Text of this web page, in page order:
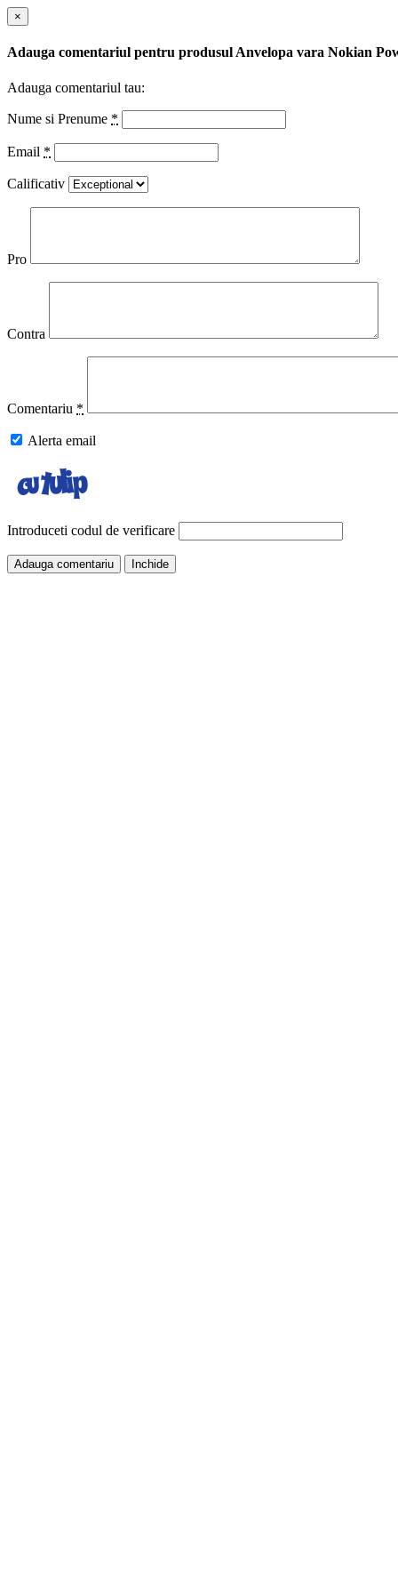
×
Adauga comentariul pentru produsul Anvelopa vara Nokian
Adauga comentariul tau:
Nume si Prenume *
Email *
Calificativ
Pro
Contra
Comentariu *
Alerta email
Introduceti codul de verificare
Inchide